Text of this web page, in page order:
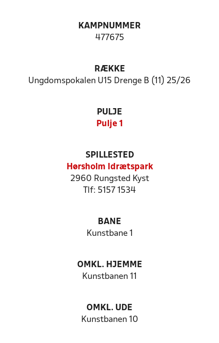
KAMPNUMMER
477675
RÆKKE
Ungdomspokalen U15 Drenge B (11) 25/26
PULJE
Pulje 1
SPILLESTED
Hørsholm Idrætspark
2960 Rungsted Kyst
Tlf: 5157 1534
BANE
Kunstbane 1
OMKL. HJEMME
Kunstbanen 11
OMKL. UDE
Kunstbanen 10